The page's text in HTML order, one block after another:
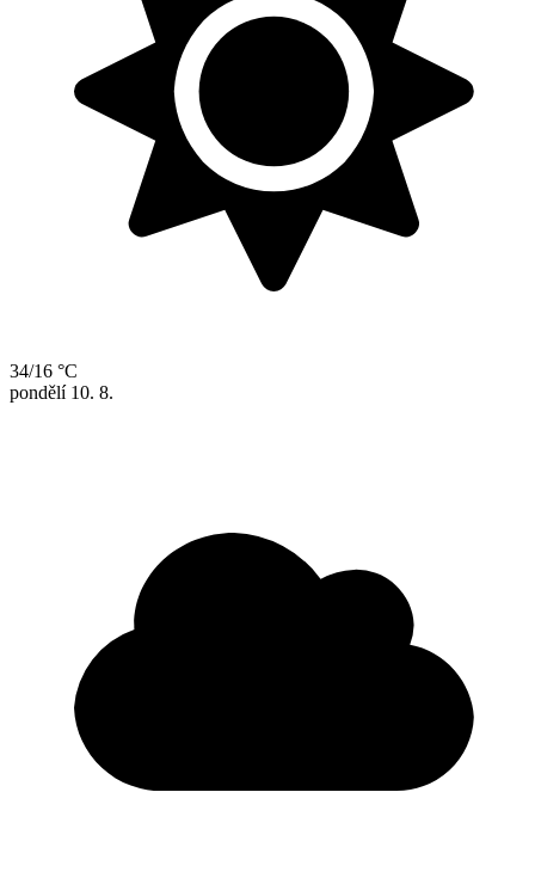
34/16 °C
pondělí 10. 8.